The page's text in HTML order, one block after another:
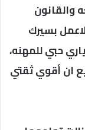
والقانون
وتخرجت منها عام2022، لاعمل بسيرك
حبي للمهنه،
ان أقوي ثقتي